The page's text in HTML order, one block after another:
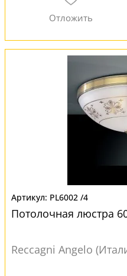
PL6002 /4
Потолочная люстра
Reccagni Angelo